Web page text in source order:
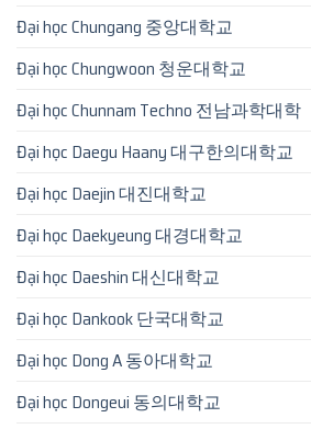
Đại học Chungang 중앙대학교
Đại học Chungwoon 청운대학교
Đại học Chunnam Techno 전남과학대학
Đại học Daegu Haany 대구한의대학교
Đại học Daejin 대진대학교
Đại học Daekyeung 대경대학교
Đại học Daeshin 대신대학교
Đại học Dankook 단국대학교
Đại học Dong A 동아대학교
Đại học Dongeui 동의대학교